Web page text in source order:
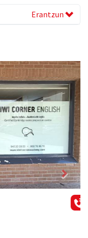
Erantzun
Next